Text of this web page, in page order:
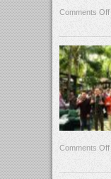
Comments Off
Comments Off